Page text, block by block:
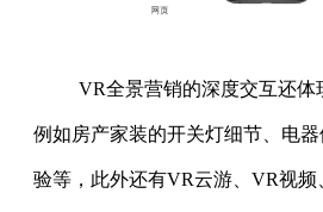
VR全景营销的深度交互还体
例如房产家装的开关灯细节、电
验等，此外还有VR云游、VR视频